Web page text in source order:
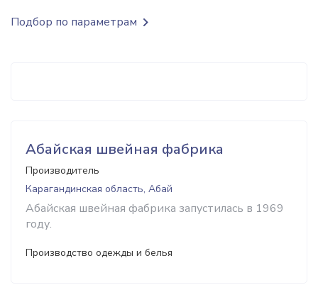
Абайская швейная фабрика
Производитель
Карагандинская область, Абай
Абайская швейная фабрика запустилась в 1969
году.
Производство одежды и белья
Подбор по параметрам